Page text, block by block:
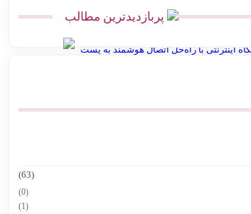
گیت وی
اینترنتی با راه‌حل اتصال هوشمند به پست
پربازدیدترین مطالب
(63)
(0)
(1)